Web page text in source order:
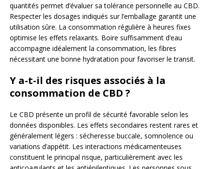
quantités permet d’évaluer sa tolérance personnelle au CBD.
Respecter les dosages indiqués sur l’emballage garantit une
utilisation sûre. La consommation régulière à heures fixes
optimise les effets relaxants. Boire suffisamment d’eau
accompagne idéalement la consommation, les fibres
nécessitant une bonne hydratation pour favoriser le transit.
Y a-t-il des risques associés à la
consommation de CBD ?
Le CBD présente un profil de sécurité favorable selon les
données disponibles. Les effets secondaires restent rares et
généralement légers : sécheresse buccale, somnolence ou
variations d’appétit. Les interactions médicamenteuses
constituent le principal risque, particulièrement avec les